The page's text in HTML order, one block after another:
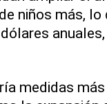
niños más,
medidas